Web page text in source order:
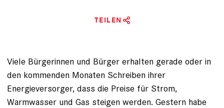
TEILEN
Viele Bürgerinnen und Bürger erhalten gerade oder in
den kommenden Monaten Schreiben ihrer
Energieversorger, dass die Preise für Strom,
Warmwasser und Gas steigen werden. Gestern habe